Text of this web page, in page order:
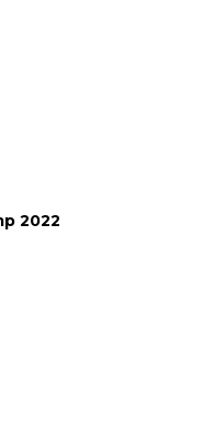
2022